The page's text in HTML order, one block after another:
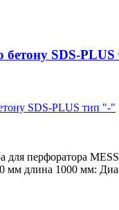
SDS-PLUS
SDS-PLUS тип "-"
для перфоратора
мм длина 1000 мм: